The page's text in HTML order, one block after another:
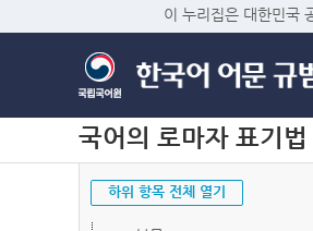
이 누리집은 대한민국
국어의 로마자 표기법
하위 항목 전체 열기